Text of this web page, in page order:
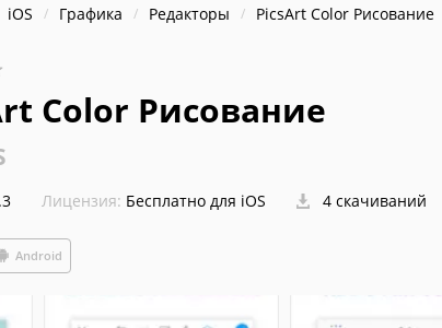
iOS Графика Редакторы PicsArt Color Рисование
Color Рисование
Лицензия: Бесплатно для iOS 4 скачиваний
Android